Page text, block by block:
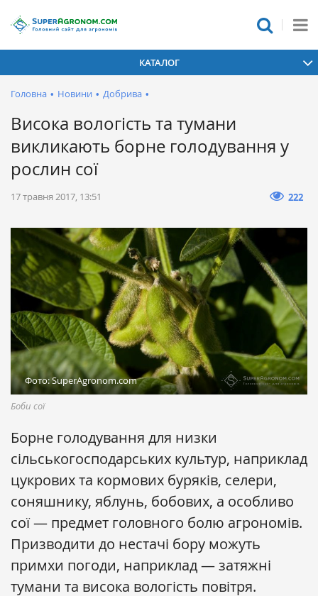
КАТАЛОГ
Головна • Новини • Добрива •
Висока вологість та тумани
викликають борне голодування у
рослин сої
17 травня 2017, 13:51 222
Фото: SuperAgronom.com
Боби сої
Борне голодування для низки
сільськогосподарських культур, наприклад
цукрових та кормових буряків, селери,
соняшнику, яблунь, бобових, а особливо
сої — предмет головного болю агрономів.
Призводити до нестачі бору можуть
примхи погоди, наприклад — затяжні
тумани та висока вологість повітря.